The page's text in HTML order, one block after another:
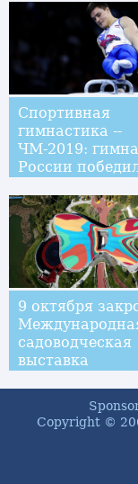
узбекских детей
“Цвета радуги”
Спортивная
гимнастика --
ЧМ-2019:
России
соревнованиях
9 октября
садоводческая
выставка
Copyright ©